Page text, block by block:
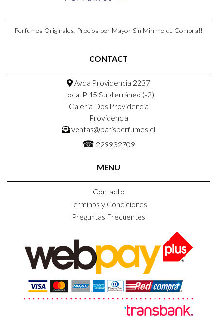
Perfumes Originales, Precios por Mayor Sin Minimo de Compra!!
CONTACT
Avda Providencia 2237
Local P 15,Subterráneo (-2)
Galeria Dos Providencia
Providencia
ventas@parisperfumes.cl
☎ 229932709
MENU
Contacto
Terminos y Condiciones
Preguntas Frecuentes